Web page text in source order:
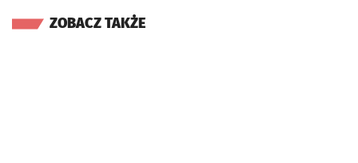
ZOBACZ TAKŻE